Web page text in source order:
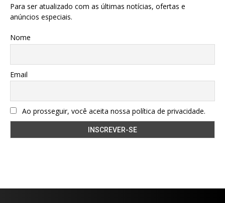
Para ser atualizado com as últimas notícias, ofertas e
anúncios especiais.
Nome
Email
Ao prosseguir, você aceita nossa política de privacidade.